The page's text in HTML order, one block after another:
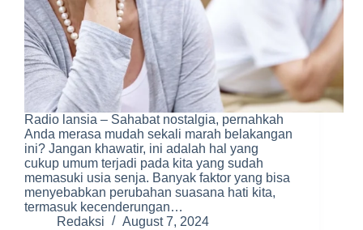
Radio lansia – Sahabat nostalgia, pernahkah
Anda merasa mudah sekali marah belakangan
ini? Jangan khawatir, ini adalah hal yang
cukup umum terjadi pada kita yang sudah
memasuki usia senja. Banyak faktor yang bisa
menyebabkan perubahan suasana hati kita,
termasuk kecenderungan…
Redaksi
August 7, 2024